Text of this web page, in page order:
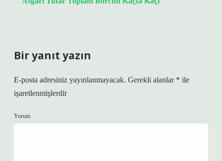
Bir yanıt yazın
E-posta adresiniz yayınlanmayacak. Gerekli alanlar * ile
işaretlenmişlerdir
Yorum